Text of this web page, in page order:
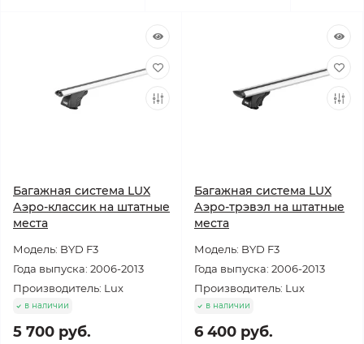
Багажная система LUX
Аэро-классик на штатные
места
Модель: BYD F3
Года выпуска: 2006-2013
Производитель: Lux
в наличии
5 700 руб.
Багажная система LUX
Аэро-трэвэл на штатные
места
Модель: BYD F3
Года выпуска: 2006-2013
Производитель: Lux
в наличии
6 400 руб.